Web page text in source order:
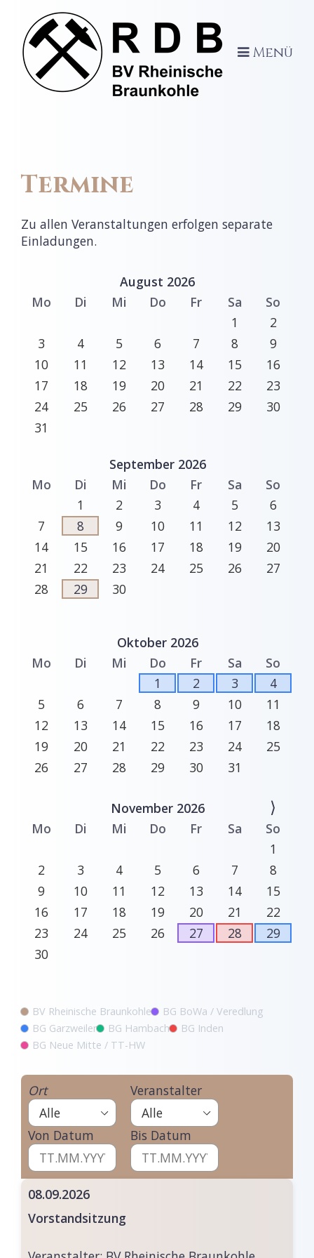
Menü
Termine
Zu allen Veranstaltungen erfolgen separate
Einladungen.
August 2026
Mo
Di Mi Do Fr Sa
So
1
2
3
4 5 6 7 8
9
10
11 12 13 14 15
16
17
18 19 20 21 22
23
24
25 26 27 28 29
30
31
September 2026
Mo
Di Mi Do Fr Sa
So
1
2 3 4 5
6
7
8 9 10 11 12
13
14
15 16 17 18 19
20
21
22 23 24 25 26
27
28
29 30
Oktober 2026
Mo
Di Mi Do Fr Sa
So
1
2 3
4
5
6 7 8 9 10
11
12
13 14 15 16 17
18
19
20 21 22 23 24
25
26
27 28 29 30 31
November 2026 ⟩
Mo Di Mi Do Fr Sa
So
1
2
3 4 5 6 7
8
9
10 11 12 13 14
15
16
17 18 19 20 21
22
23
24 25 26 27 28
29
30
BV Rheinische Braunkohle
BG BoWa / Veredlung
BG Garzweiler
BG Hambach
BG Inden
BG Neue Mitte / TT-HW
Ort Veranstalter
Von Datum Bis Datum
08.09.2026
Vorstandsitzung